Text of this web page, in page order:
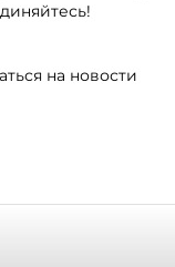
на новости